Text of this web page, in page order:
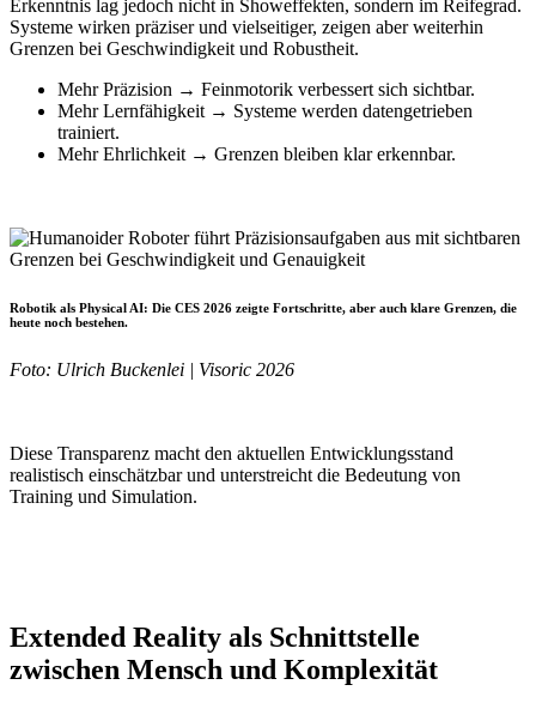
Erkenntnis lag jedoch nicht in Showeffekten, sondern im Reifegrad.
Systeme wirken präziser und vielseitiger, zeigen aber weiterhin
Grenzen bei Geschwindigkeit und Robustheit.
Mehr Präzision → Feinmotorik verbessert sich sichtbar.
Mehr Lernfähigkeit → Systeme werden datengetrieben
trainiert.
Mehr Ehrlichkeit → Grenzen bleiben klar erkennbar.
Robotik als Physical AI: Die CES 2026 zeigte Fortschritte, aber auch klare Grenzen, die
heute noch bestehen.
Foto: Ulrich Buckenlei | Visoric 2026
Diese Transparenz macht den aktuellen Entwicklungsstand
realistisch einschätzbar und unterstreicht die Bedeutung von
Training und Simulation.
Extended Reality als Schnittstelle
zwischen Mensch und Komplexität